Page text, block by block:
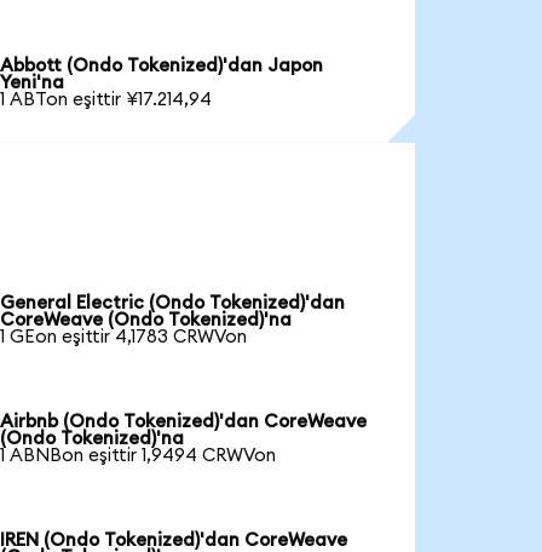
Abbott (Ondo Tokenized)'dan Japon
Yeni'na
1 ABTon eşittir ¥17.214,94
General Electric (Ondo Tokenized)'dan
CoreWeave (Ondo Tokenized)'na
1 GEon eşittir 4,1783 CRWVon
Airbnb (Ondo Tokenized)'dan CoreWeave
(Ondo Tokenized)'na
1 ABNBon eşittir 1,9494 CRWVon
IREN (Ondo Tokenized)'dan CoreWeave